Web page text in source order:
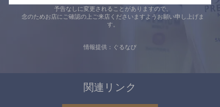
予告なしに変更されることがありますので、
念のためお店にご確認の上ご来店くださいますようお願い申し上げま
す。
情報提供：ぐるなび
関連リンク